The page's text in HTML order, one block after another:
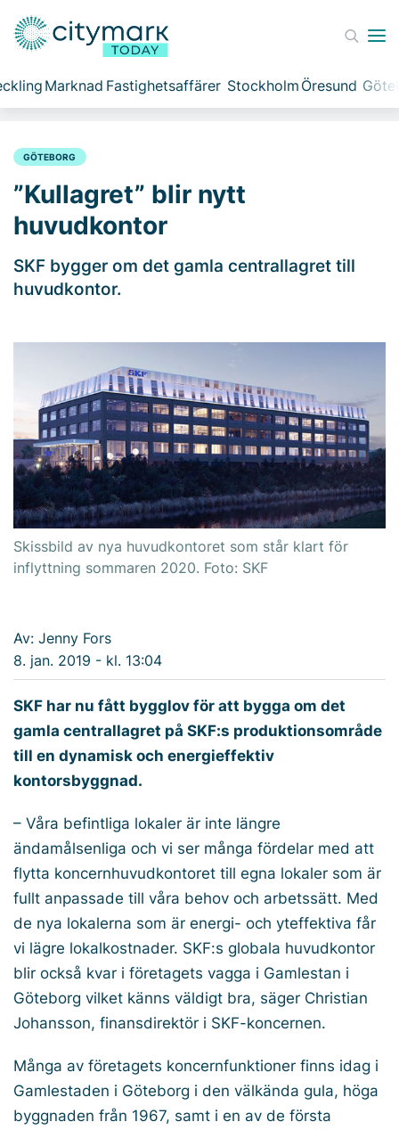
Marknad Fastighetsaffärer Stockholm Öresund
GÖTEBORG
”Kullagret” blir nytt
huvudkontor
SKF bygger om det gamla centrallagret till
huvudkontor.
Skissbild av nya huvudkontoret som står klart för
inflyttning sommaren 2020. Foto: SKF
Av: Jenny Fors
8. jan. 2019 - kl. 13:04
SKF har nu fått bygglov för att bygga om det
gamla centrallagret på SKF:s produktionsområde
till en dynamisk och energieffektiv
kontorsbyggnad.
– Våra befintliga lokaler är inte längre
ändamålsenliga och vi ser många fördelar med att
flytta koncernhuvudkontoret till egna lokaler som är
fullt anpassade till våra behov och arbetssätt. Med
de nya lokalerna som är energi- och yteffektiva får
vi lägre lokalkostnader. SKF:s globala huvudkontor
blir också kvar i företagets vagga i Gamlestan i
Göteborg vilket känns väldigt bra, säger Christian
Johansson, finansdirektör i SKF-koncernen.
Många av företagets koncernfunktioner finns idag i
Gamlestaden i Göteborg i den välkända gula, höga
byggnaden från 1967, samt i en av de första